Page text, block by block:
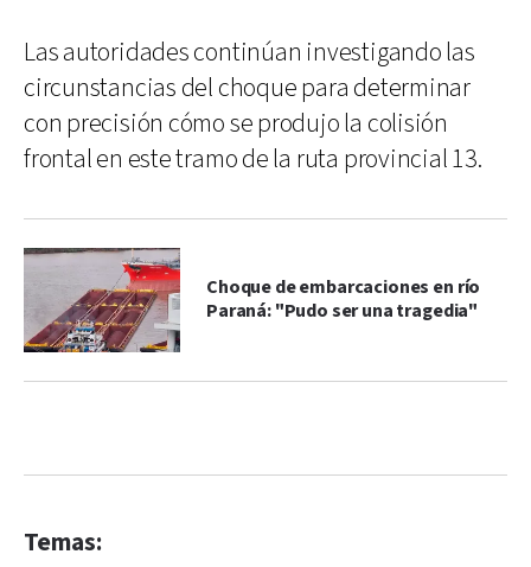
Las autoridades continúan investigando las
circunstancias del choque para determinar
con precisión cómo se produjo la colisión
frontal en este tramo de la ruta provincial 13.
Choque de embarcaciones en río
Paraná: "Pudo ser una tragedia"
Temas: